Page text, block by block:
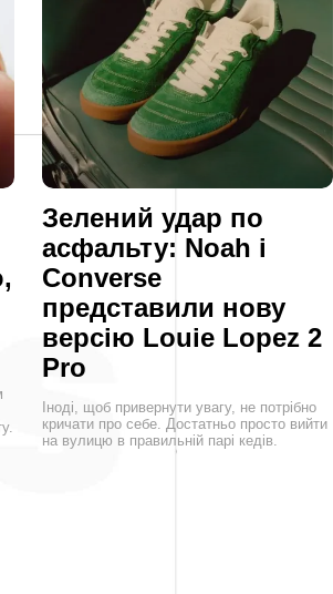
Зелений удар по
асфальту: Noah і
Converse
представили нову
версію Louie Lopez 2
Pro
Іноді, щоб привернути увагу, не потрібно
кричати про себе. Достатньо просто вийти
на вулицю в правильній парі кедів.